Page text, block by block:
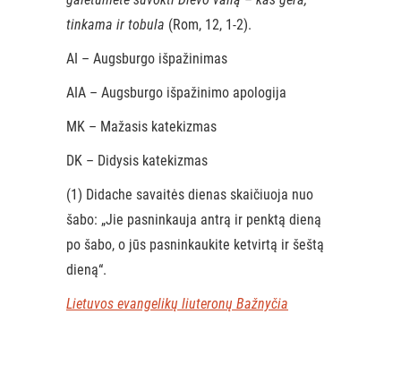
tinkama ir tobula (Rom, 12, 1-2).
AI – Augsburgo išpažinimas
AIA – Augsburgo išpažinimo apologija
MK – Mažasis katekizmas
DK – Didysis katekizmas
(1) Didache savaitės dienas skaičiuoja nuo
šabo: „Jie pasninkauja antrą ir penktą dieną
po šabo, o jūs pasninkaukite ketvirtą ir šeštą
dieną“.
Lietuvos evangelikų liuteronų Bažnyčia